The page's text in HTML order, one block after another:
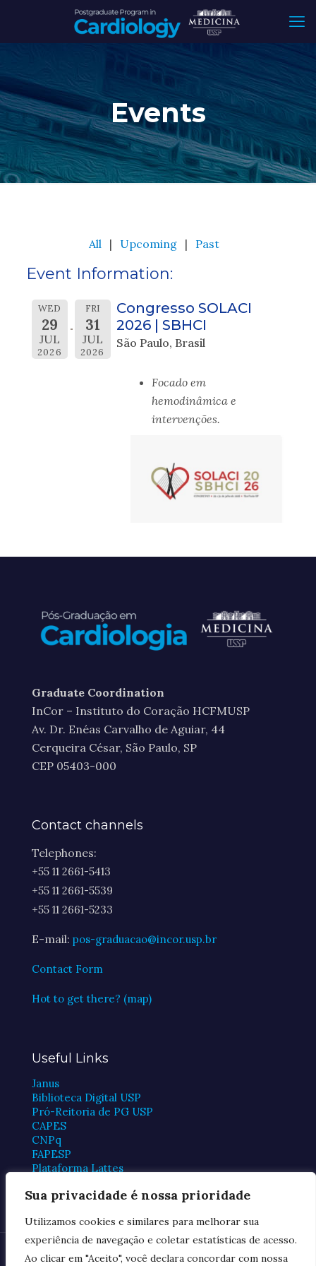
Sua privacidade é nossa prioridade
Utilizamos cookies e similares para melhorar sua
experiência de navegação e coletar estatísticas de acesso.
Ao clicar em "Aceito", você declara concordar com nossa
Events
All Upcoming Past
Event Information:
WED
29
JUL
2026
FRI
31
JUL
2026
Congresso SOLACI
2026 | SBHCI
São Paulo, Brasil
Focado em
hemodinâmica e
intervenções.
Graduate Coordination
InCor – Instituto do Coração HCFMUSP
Av. Dr. Enéas Carvalho de Aguiar, 44
Cerqueira César, São Paulo, SP
CEP 05403-000
Contact channels
Telephones:
+55 11 2661-5413
+55 11 2661-5539
+55 11 2661-5233
E-mail: pos-graduacao@incor.usp.br
Contact Form
Hot to get there? (map)
Useful Links
Janus
Biblioteca Digital USP
Pró-Reitoria de PG USP
CAPES
CNPq
FAPESP
Plataforma Lattes